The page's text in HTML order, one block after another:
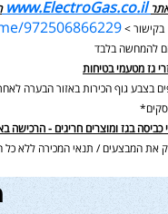
www.ElectroGas.co.il
בקישור >972506866229
להמחשה בלבד
גז מטעמי בטיחות
הכירות באזור הבערה לאחר השימוש בנוסף תיתכן
כביסה בגז ומוצרים חריגים - הרכישה
המבצעים / תנאי המכירה ללא כל